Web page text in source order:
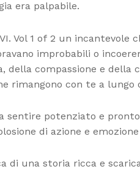
era palpabile.
Vol 1 of 2 un incantevole
improbabili o
compassione e della
con te a lungo
sentire potenziato e
di azione e
di una storia ricca e